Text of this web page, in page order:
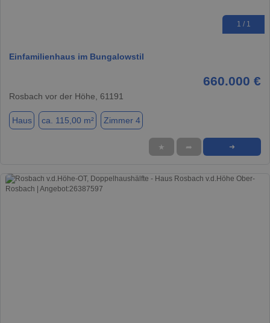
1 / 1
Einfamilienhaus im Bungalowstil
660.000 €
Rosbach vor der Höhe, 61191
Haus ca. 115,00 m² Zimmer 4
★ ➦ ➜